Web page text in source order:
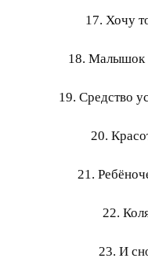
17. Хочу
18. Малышок
19. Средство
20.
21.
22.
23. И